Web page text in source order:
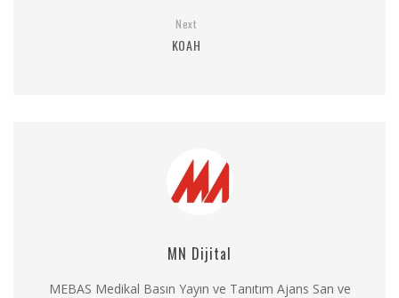
Next
KOAH
MN Dijital
MEBAS Medikal Basın Yayın ve Tanıtım Ajans San ve